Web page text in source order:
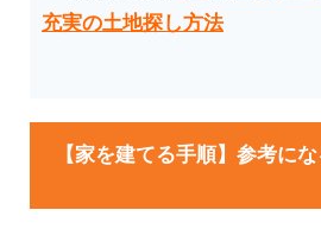
充実の土地探し方法
【家を建てる手順】参考にな